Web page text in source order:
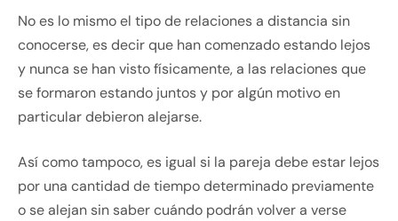
No es lo mismo el tipo de relaciones a distancia sin
conocerse, es decir que han comenzado estando lejos
y nunca se han visto físicamente, a las relaciones que
se formaron estando juntos y por algún motivo en
particular debieron alejarse.
Así como tampoco, es igual si la pareja debe estar lejos
por una cantidad de tiempo determinado previamente
o se alejan sin saber cuándo podrán volver a verse